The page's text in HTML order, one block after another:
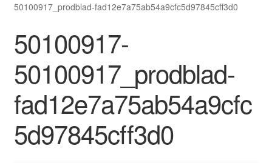
Rea
Villkor
Vanliga frågor
Forum/Manualer/Råd
Support
50100917_prodblad-fad12e7a75ab54a9cfc5d97845cff3d0
50100917-
50100917_prodblad-
fad12e7a75ab54a9cfc
5d97845cff3d0